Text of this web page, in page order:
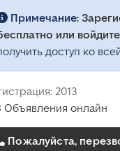
Примечание:
или
доступ ко
2013
Объявления онлайн
Пожалуйста,